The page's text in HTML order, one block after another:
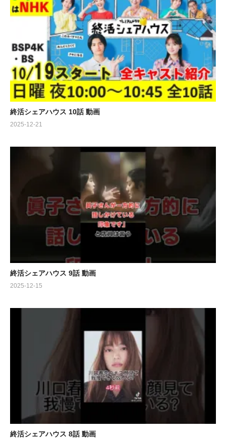
きに生きようとする厚子の姿は、私たちに深い感動を与えます。
第7話は、若者の淡い恋模様と、大人の人生における葛藤、そし
て新しい挑戦が絶妙に絡み合い、視聴者を物語の奥深くへと引き
込みます。次回の展開が今から待ち遠しいですね。
出演:
城桧吏，畑芽育，竹下景子，市毛良枝，室井滋，戸田恵子，石坂
終活シェアハウス 10話 動画
2025-12-21
終活シェアハウス 9話 動画
2025-12-15
終活シェアハウス 8話 動画